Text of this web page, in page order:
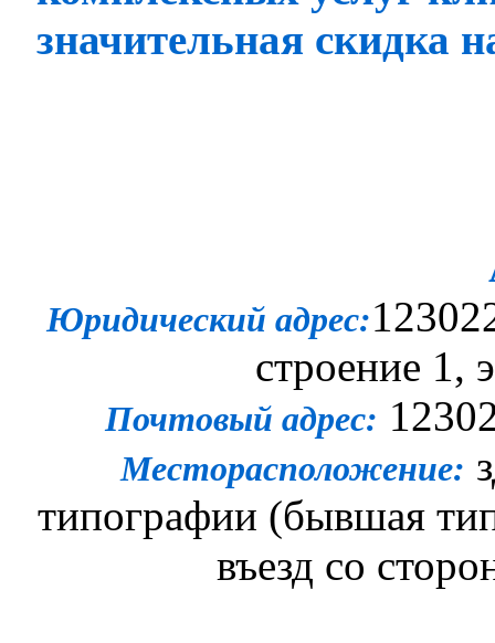
значительная скидка
Юридический адрес:
строение 1,
Почтовый адрес:
Месторасположение:
типографии (бывшая
въезд со